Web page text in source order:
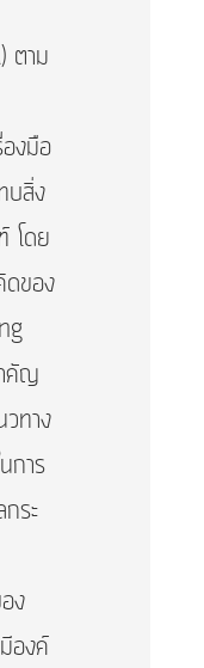
ตาม
งมือ
บสิ่ง
โดย
ดของ
คัญ
ทาง
การ
ระ
ง
องค์